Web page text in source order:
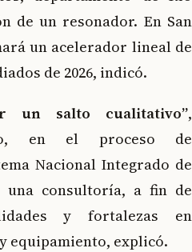
de un resonador. En San
un acelerador lineal de
de 2026, indicó.
un salto cualitativo”,
en el proceso de
Nacional Integrado de
una consultoría, a fin de
y fortalezas en
equipamiento, explicó.